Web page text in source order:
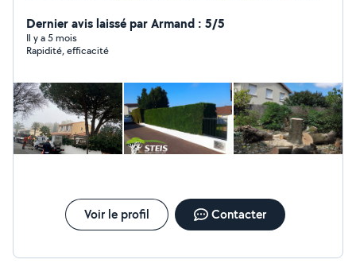
intervenons avec précision pour garantir la santé de vos
arbres et la sécurité de votre
Dernier avis laissé par Armand : 5/5
Il y a 5 mois
Rapidité, efficacité
Voir le profil Contacter